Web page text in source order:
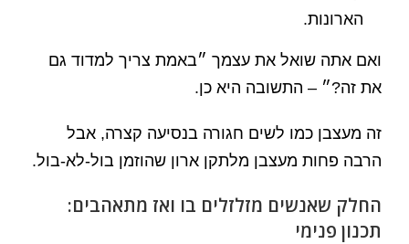
הארונות.
ואם אתה שואל את עצמך ״באמת צריך למדוד גם
את זה?״ – התשובה היא כן.
זה מעצבן כמו לשים חגורה בנסיעה קצרה, אבל
הרבה פחות מעצבן מלתקן ארון שהוזמן בול-לא-בול.
החלק שאנשים מזלזלים בו ואז מתאהבים:
תכנון פנימי